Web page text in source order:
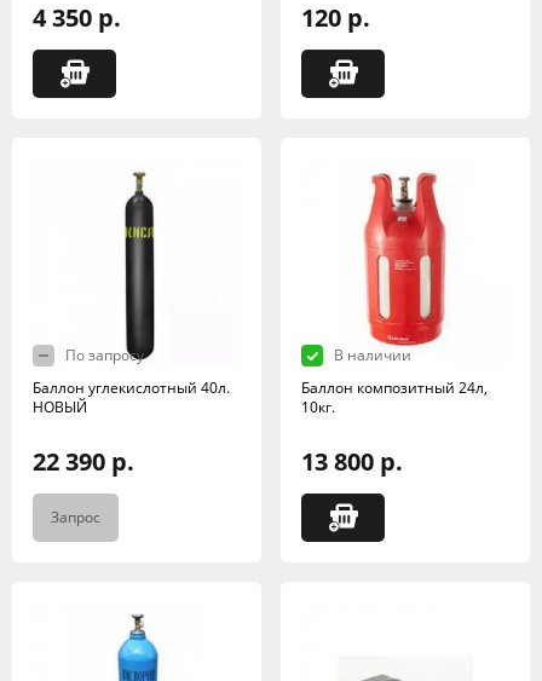
4 350 р. 120 р.
По запросу
Баллон углекислотный 40л.
НОВЫЙ
22 390 р.
Запрос
В наличии
Баллон композитный 24л,
10кг.
13 800 р.